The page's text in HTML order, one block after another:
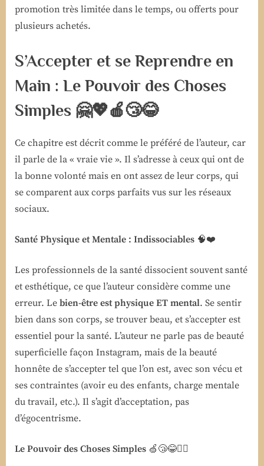
promotion très limitée dans le temps, ou offerts pour
plusieurs achetés.
S’Accepter et se Reprendre en
Main : Le Pouvoir des Choses
Simples 🤗💖🍎😴😂
Ce chapitre est décrit comme le préféré de l’auteur, car
il parle de la « vraie vie ». Il s’adresse à ceux qui ont de
la bonne volonté mais en ont assez de leur corps, qui
se comparent aux corps parfaits vus sur les réseaux
sociaux.
Santé Physique et Mentale : Indissociables 🧠❤️
Les professionnels de la santé dissocient souvent santé
et esthétique, ce que l’auteur considère comme une
erreur. Le bien-être est physique ET mental. Se sentir
bien dans son corps, se trouver beau, et s’accepter est
essentiel pour la santé. L’auteur ne parle pas de beauté
superficielle façon Instagram, mais de la beauté
honnête de s’accepter tel que l’on est, avec son vécu et
ses contraintes (avoir eu des enfants, charge mentale
du travail, etc.). Il s’agit d’acceptation, pas
d’égocentrisme.
Le Pouvoir des Choses Simples 🍏😴😂🧘‍♀️